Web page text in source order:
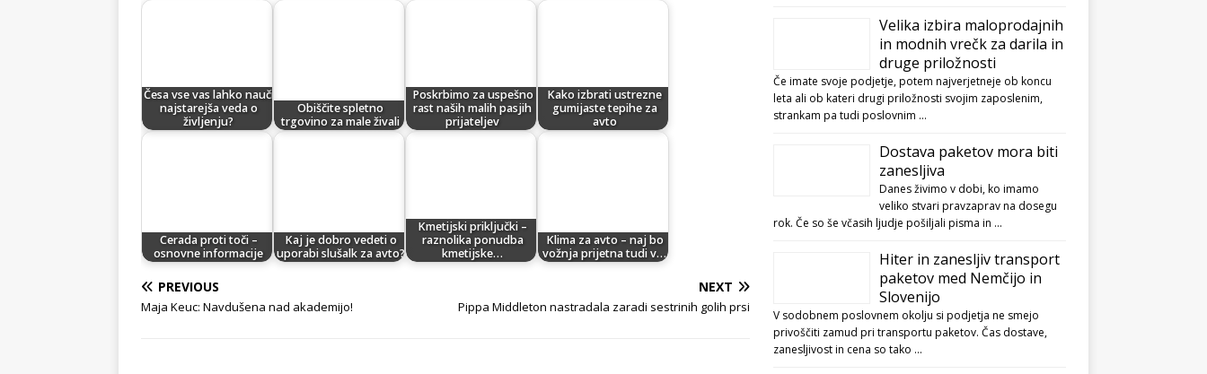
Česa vse vas lahko nauči
najstarejša veda o
življenju?
Obiščite spletno
trgovino za male živali
Poskrbimo za uspešno
rast naših malih pasjih
prijateljev
Kako izbrati ustrezne
gumijaste tepihe za
avto
Cerada proti toči –
osnovne informacije
Kaj je dobro vedeti o
uporabi slušalk za avto?
Kmetijski priključki –
raznolika ponudba
kmetijske…
Klima za avto – naj bo
vožnja prijetna tudi v…
PREVIOUS
Maja Keuc: Navdušena nad akademijo!
NEXT
Pippa Middleton nastradala zaradi sestrinih golih prsi
Velika izbira maloprodajnih
in modnih vrečk za darila in
druge priložnosti
Če imate svoje podjetje, potem najverjetneje ob koncu
leta ali ob kateri drugi priložnosti svojim zaposlenim,
strankam pa tudi poslovnim …
Dostava paketov mora biti
zanesljiva
Danes živimo v dobi, ko imamo
veliko stvari pravzaprav na dosegu
rok. Če so še včasih ljudje pošiljali pisma in …
Hiter in zanesljiv transport
paketov med Nemčijo in
Slovenijo
V sodobnem poslovnem okolju si podjetja ne smejo
privoščiti zamud pri transportu paketov. Čas dostave,
zanesljivost in cena so tako …